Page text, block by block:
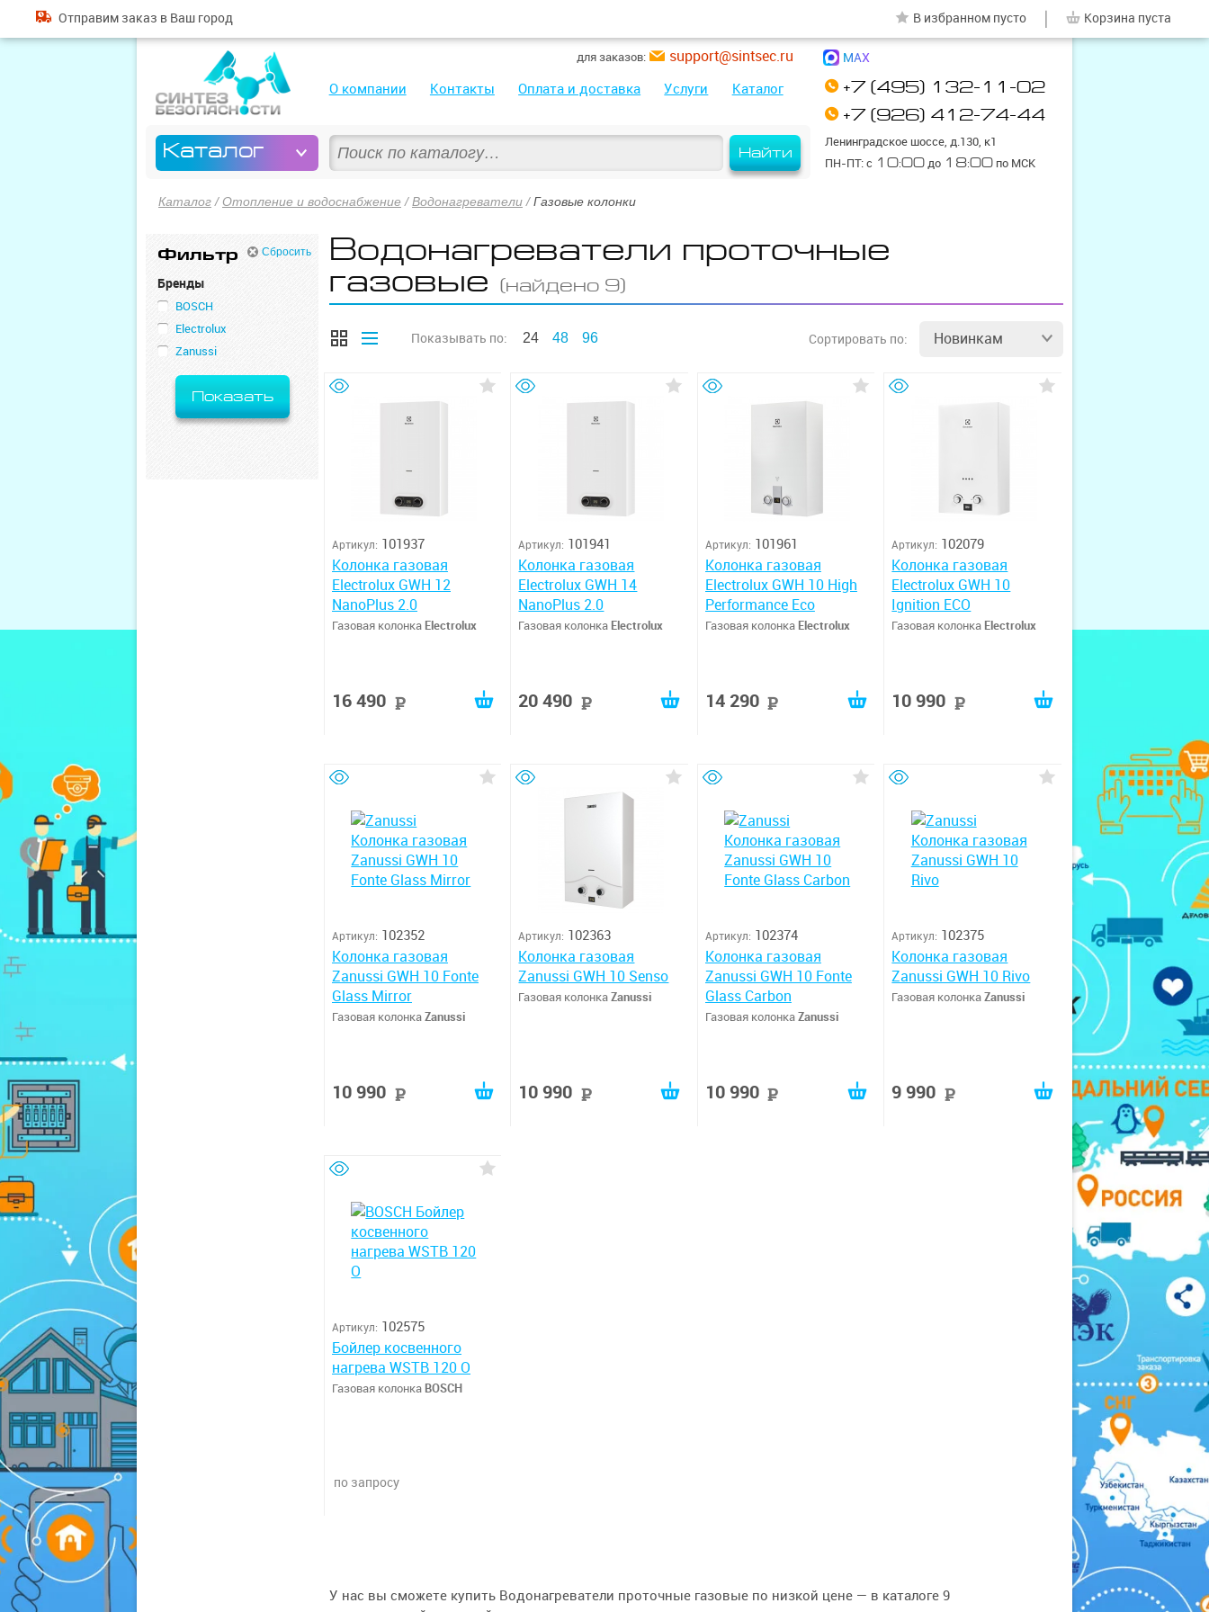
Найти
О компании Контакты Оплата и доставка Услуги Каталог
Каталог
+7 (495) 132-11-02
+7 (926) 412-74-44
Ленинградское шоссе, д.130, к1
ПН-ПТ: с 10:00 до 18:00 по МСК
для заказов: support@sintsec.ru MAX
Отправим заказ в Ваш город В избранном пусто Корзина пуста
Каталог / Отопление и водоснабжение /Водонагреватели /Газовые колонки
Водонагреватели проточные
газовые
(найдено 9)
Фильтр Сбросить
Бренды
BOSCH
Electrolux
Zanussi
Показать
Показывать по: 24 48 96 Сортировать по: Новинкам
Артикул: 101937
Колонка газовая
Electrolux GWH 12
NanoPlus 2.0
Газовая колонка Electrolux
16 490
Артикул: 101941
Колонка газовая
Electrolux GWH 14
NanoPlus 2.0
Газовая колонка Electrolux
20 490
Артикул: 101961
Колонка газовая
Electrolux GWH 10 High
Performance Eco
Газовая колонка Electrolux
14 290
Артикул: 102079
Колонка газовая
Electrolux GWH 10
Ignition ECO
Газовая колонка Electrolux
10 990
Артикул: 102352
Колонка газовая
Zanussi GWH 10 Fonte
Glass Mirror
Газовая колонкаZanussi
10 990
Артикул: 102363
Колонка газовая
Zanussi GWH 10 Senso
Газовая колонкаZanussi
10 990
Артикул: 102374
Колонка газовая
Zanussi GWH 10 Fonte
Glass Carbon
Газовая колонкаZanussi
10 990
Артикул: 102375
Колонка газовая
Zanussi GWH 10 Rivo
Газовая колонкаZanussi
9 990
Артикул: 102575
Бойлер косвенного
нагрева WSTB 120 O
Газовая колонка BOSCH
по запросу
У нас вы сможете купить Водонагреватели проточные газовые по низкой цене — в каталоге 9